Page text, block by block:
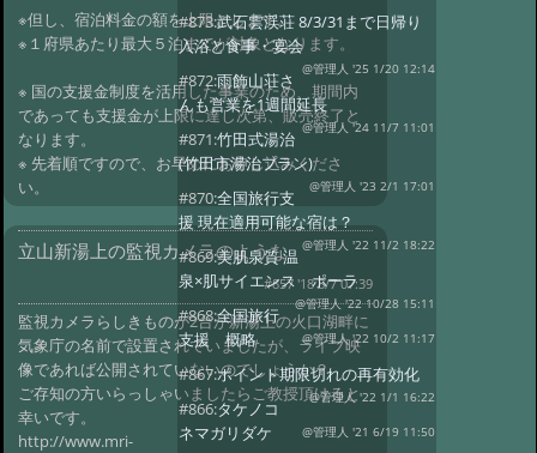
※但し、宿泊料金の額を上限とします。
※１府県あたり最大５泊までが対象となります。
※ 国の支援金制度を活用した事業のため、期間内
であっても支援金が上限に達し次第、販売終了と
なります。
※ 先着順ですので、お早めにお申し込みくださ
い。
立山新湯上の監視カメラのような
#857 '18 8/7 07:39
監視カメラらしきものが2台が新湯上の火口湖畔に
気象庁の名前で設置されていましたが、ライブ映
像であれば公開されていないのでしょうか？
ご存知の方いらっしゃいましたらご教授頂けると
幸いです。
http://www.mri-
#873:武石雲渓荘 8/3/31まで日帰り
入浴と食事・宴会
@管理人 '25 1/20 12:14
#872:雨飾山荘さ
んも営業を1週間延長
@管理人 '24 11/7 11:01
#871:竹田式湯治
(竹田市湯治プラン)
@管理人 '23 2/1 17:01
#870:全国旅行支
援 現在適用可能な宿は？
@管理人 '22 11/2 18:22
#869:美肌泉質 温
泉×肌サイエンス ポーラ
@管理人 '22 10/28 15:11
#868:全国旅行
支援 概略
@管理人 '22 10/2 11:17
#867:ポイント期限切れの再有効化
@管理人 '22 1/1 16:22
#866:タケノコ
ネマガリダケ
@管理人 '21 6/19 11:50